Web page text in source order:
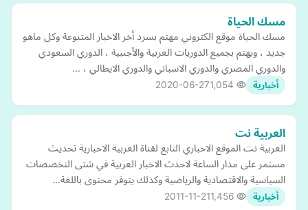
مسك الحياة
مسك الحياة موقع الكتروني مهتم بسرد أخر الاخبار المتنوعة وكل ماهو
جديد ، ويهتم بجميع الدوريات العربية والأجنبية ، الدوري السعودي
والدوري المصري والدوري الاسباني والدوري الايطالي ، …
أخبارية 2020-06-27
العربية نت
العربية نت الموقع الاخباري التابع لقناة العربية الاخبارية تحديث
مستمر على مدار الساعة لاحدث الاخبار العربية في شتى التخصصات
السياسية والاقتصادية والرياضية وكذلك يتوفر محتوى باللغة…
أخبارية 2011-11-21